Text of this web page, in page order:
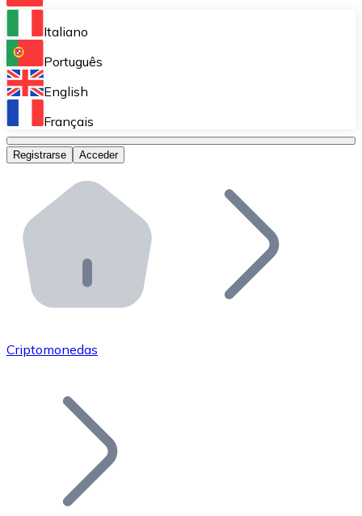
Bitnovo Ramp
Integra nuestra solución en tu plataforma.
Bitnovo Giftcards
Bitnovo OTC
Bitnovo ATM
Integra un ATM Bitnovo en tu negocio y permite que
Bitnovo API
Integra nuestra API en tu ecosistema.
Únete a nuestra red de distribuidores.
Añade tu proyecto a nuestro ecosistema.
Italiano
Português
English
Français
Registrarse Acceder
Criptomonedas